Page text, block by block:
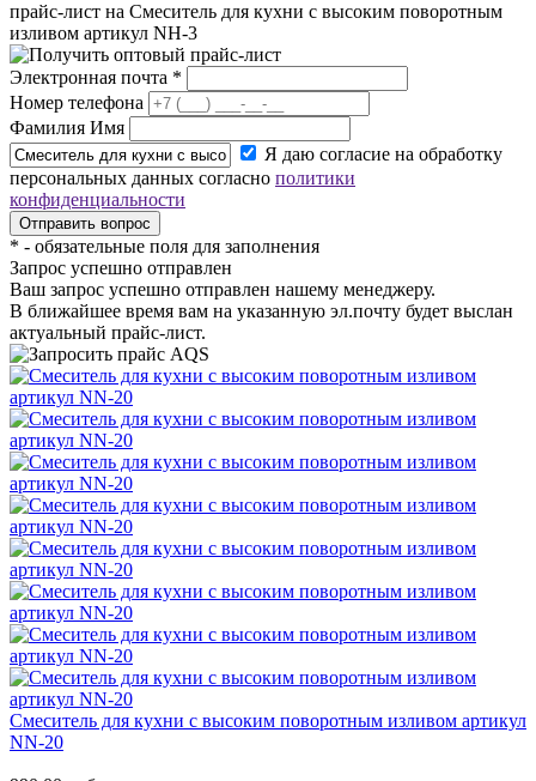
прайс-лист на Смеситель для кухни с высоким поворотным
изливом артикул NH-3
Электронная почта *
Номер телефона
Фамилия Имя
Я даю согласие на обработку
персональных данных согласно политики
конфиденциальности
* - обязательные поля для заполнения
Запрос успешно отправлен
Ваш запрос успешно отправлен нашему менеджеру.
В ближайшее время вам на указанную эл.почту будет выслан
актуальный прайс-лист.
Смеситель для кухни с высоким поворотным изливом артикул
NN-20